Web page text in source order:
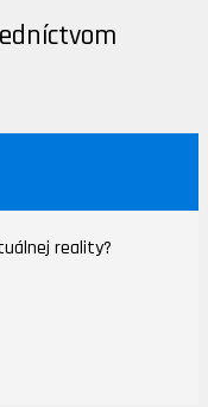
reality?